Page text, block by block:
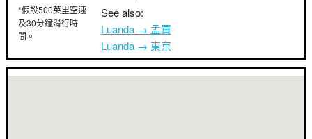
*假設500英里空速
及30分鐘滑行時
間。
See also:
Luanda → 孟買
Luanda → 東京